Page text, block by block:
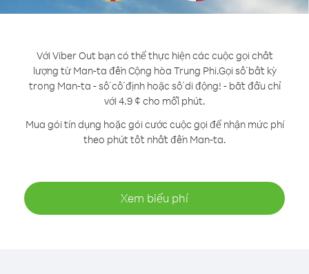
Với Viber Out bạn có thể thực hiện các cuộc gọi chất
lượng từ Man-ta đến Cộng hòa Trung Phi.Gọi số bất kỳ
trong Man-ta - số cố định hoặc số di động! - bắt đầu chỉ
với 4.9 ¢ cho mỗi phút.
Mua gói tín dụng hoặc gói cước cuộc gọi để nhận mức phí
theo phút tốt nhất đến Man-ta.
Xem biểu phí